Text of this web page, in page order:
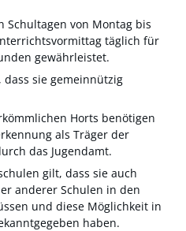
Schultagen von Montag bis
täglich für
gewährleistet.
sie gemeinnützig
Horts benötigen
als Träger der
das Jugendamt.
gilt, dass sie auch
anderer Schulen in den
und diese Möglichkeit in
haben.